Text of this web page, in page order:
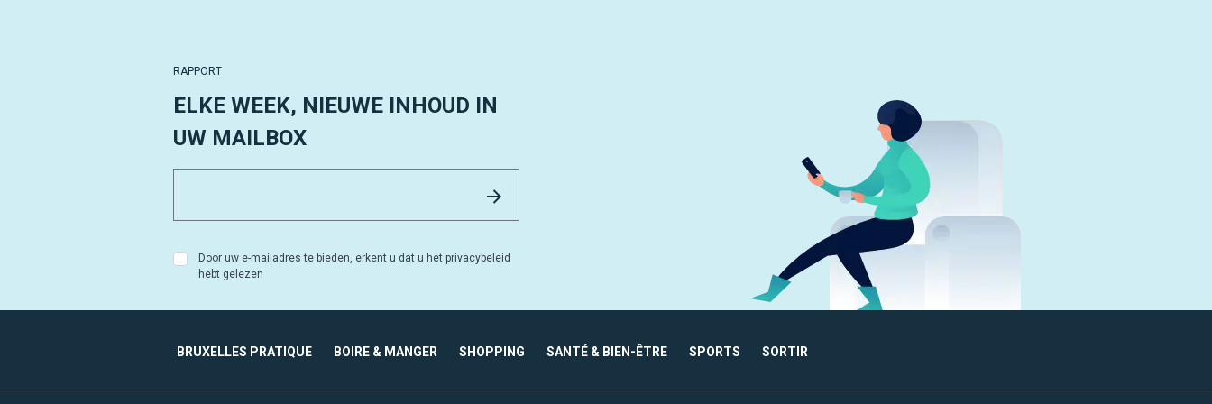
RAPPORT
ELKE WEEK, NIEUWE INHOUD IN
UW MAILBOX
Door uw e-mailadres te bieden, erkent u dat u het privacybeleid
hebt gelezen
BRUXELLES PRATIQUE BOIRE & MANGER SHOPPING SANTÉ & BIEN-ÊTRE SPORTS SORTIR